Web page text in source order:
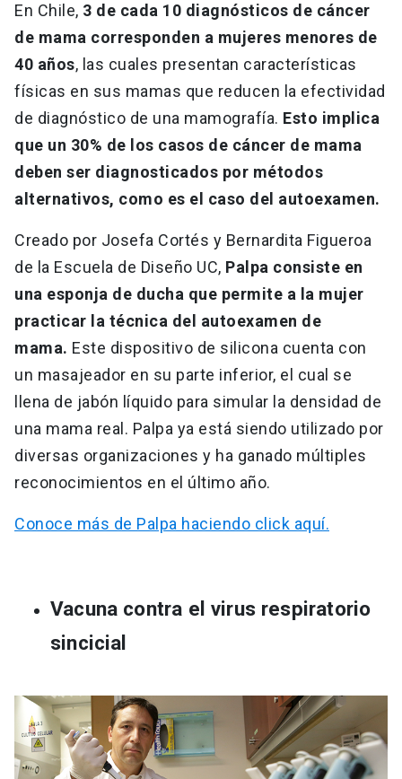
En Chile, 3 de cada 10 diagnósticos de cáncer
de mama corresponden a mujeres menores de
40 años, las cuales presentan características
físicas en sus mamas que reducen la efectividad
de diagnóstico de una mamografía. Esto implica
que un 30% de los casos de cáncer de mama
deben ser diagnosticados por métodos
alternativos, como es el caso del autoexamen.
Creado por Josefa Cortés y Bernardita Figueroa
de la Escuela de Diseño UC, Palpa consiste en
una esponja de ducha que permite a la mujer
practicar la técnica del autoexamen de
mama. Este dispositivo de silicona cuenta con
un masajeador en su parte inferior, el cual se
llena de jabón líquido para simular la densidad de
una mama real. Palpa ya está siendo utilizado por
diversas organizaciones y ha ganado múltiples
reconocimientos en el último año.
Conoce más de Palpa haciendo click aquí.
Vacuna contra el virus respiratorio
sincicial